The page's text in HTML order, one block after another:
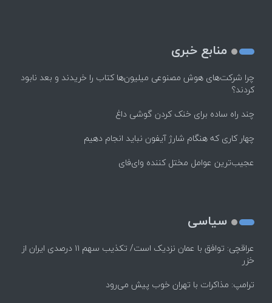
منابع خبری
چرا شرکت‌های هوش مصنوعی میلیون‌ها کتاب را خریدند و بعد نابود
کردند؟
چند راه‌ ساده برای خنک کردن گوشی داغ
چهار کاری که هنگام شارژ آیفون نباید انجام دهیم
عجیب‌ترین عوامل مختل کننده وای‌فای
سیاسی
عراقچی: توافق با عمان نزدیک است/ تکذیب سهم ۱۱ درصدی ایران از
خزر
ترامپ: مذاکرات با تهران خوب پیش می‌رود